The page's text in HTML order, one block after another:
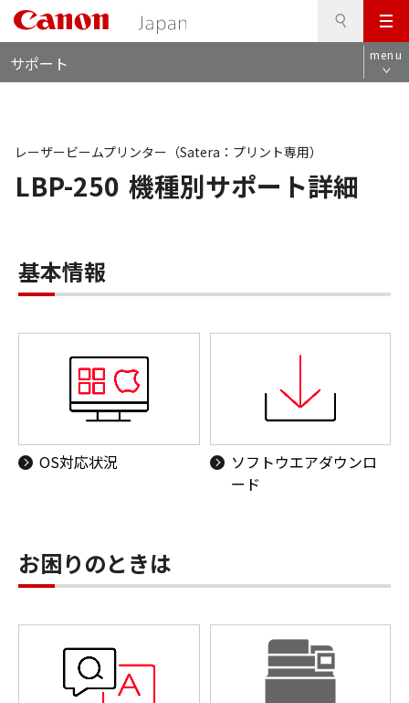
メ
ニ
ュ
サポート menu
LBP-250 機種別サポート詳細
レーザービームプリンター（Satera：プリント専用）
基本情報
OS対応状況
ソフトウエアダウンロ
ード
お困りのときは